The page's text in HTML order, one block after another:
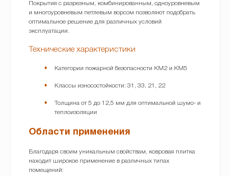
Покрытия с разрезным, комбинированным, одноуровневым
и многоуровневым петлевым ворсом позволяют подобрать
оптимальное решение для различных условий
эксплуатации.
Технические характеристики
Категории пожарной безопасности КМ2 и КМ5
Классы износостойкости: 31, 33, 21, 22
Толщина от 5 до 12,5 мм для оптимальной шумо- и
теплоизоляции
Области применения
Благодаря своим уникальным свойствам, ковровая плитка
находит широкое применение в различных типах
помещений: